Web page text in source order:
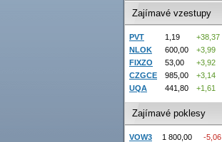
Zajímavé vzestupy
PVT 1,19
+38,37
NLOK
600,00
+3,99
FIXZO
53,00
+3,92
CZGCE
985,00
+3,14
UQA
441,80 +1,61
Zajímavé poklesy
VOW3 1 800,00
-5,06